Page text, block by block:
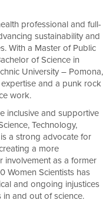
professional and full-
sustainability and
With a Master of Public
of Science in
University – Pomona,
and a punk rock
work.
inclusive and supportive
Technology,
a strong advocate for
a more
involvement as a former
Women Scientists has
and ongoing injustices
and out of science.